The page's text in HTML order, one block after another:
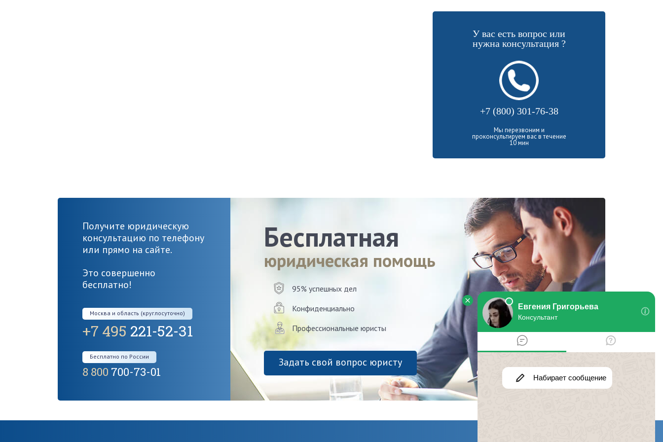
У вас есть вопрос или
нужна консультация ?
+7 (800) 301-76-38
Мы перезвоним и
проконсультируем вас в течение
10 мин
Получите юридическую
консультацию по телефону
или прямо на сайте.
Это совершенно
бесплатно!
Москва и область (круглосуточно)
+7 495 221-52-31
Бесплатно по России
8 800 700-73-01
Бесплатная
юридическая помощь
95% успешных дел
Конфиденциально
Профессиональные юристы
Задать свой вопрос юристу